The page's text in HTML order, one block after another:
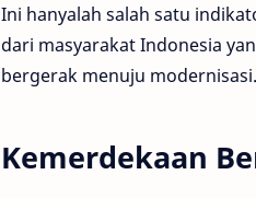
Ini hanyalah salah satu
dari masyarakat Indonesia
bergerak menuju modernisasi.
Kemerdekaan